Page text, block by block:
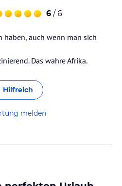
6 / 6
haben, auch wenn man sich
Das wahre Afrika.
Hilfreich
melden